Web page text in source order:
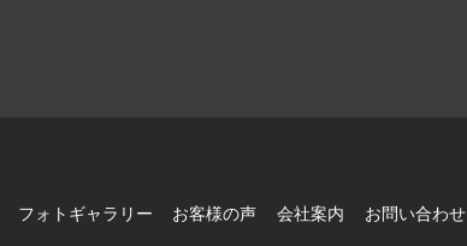
フォトギャラリー お客様の声 会社案内 お問い合わせ